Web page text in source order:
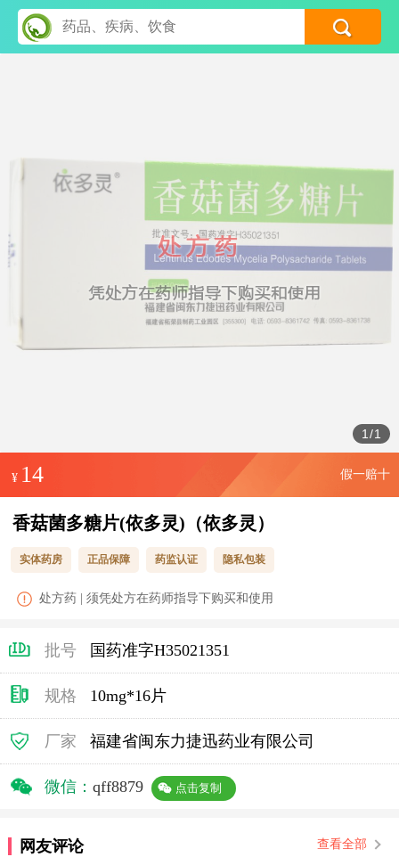
1 /1
¥ 14 假一赔十
香菇菌多糖片(依多灵)（依多灵）
实体药房 正品保障 药监认证 隐私包装
处方药 | 须凭处方在药师指导下购买和使用
批号 国药准字H35021351
规格 10mg*16片
厂家 福建省闽东力捷迅药业有限公司
微信： qff8879 点击复制
网友评论 查看全部